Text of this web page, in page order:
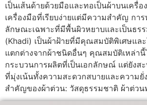
เป็นเส้นด้ายด้วยมือและทอเป็นผ้าบนเครื่
เครื่องมือที่เรียบง่ายแต่มีความสำคัญ กา
ลักษณะเฉพาะที่มีพื้นผิวหยาบและเป็นธร
(Khadi) เป็นผ้าฝ้ายที่มีคุณสมบัติพิเศษแล
แตกต่างจากผ้าชนิดอื่นๆ คุณสมบัติเหล่านี้
กระบวนการผลิตที่เป็นเอกลักษณ์ แต่ยังส
ที่มุ่งเน้นทั้งความสะดวกสบายและความ
สำคัญของผ้าต่วน: วัสดุธรรมชาติ ผ้าต่ว